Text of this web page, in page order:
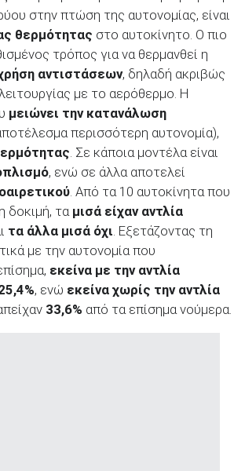
στην πτώση της αυτονομίας, είναι
θερμότητας στο αυτοκίνητο. Ο πιο
τρόπος για να θερμανθεί η
αντιστάσεων, δηλαδή ακριβώς
με το αερόθερμο. Η
μειώνει την κατανάλωση
περισσότερη αυτονομία),
. Σε κάποια μοντέλα είναι
, ενώ σε άλλα αποτελεί
. Από τα 10 αυτοκίνητα που
δοκιμή, τα μισά είχαν αντλία
τα άλλα μισά όχι. Εξετάζοντας τη
με την αυτονομία που
εκείνα με την αντλία
, ενώ εκείνα χωρίς την αντλία
33,6% από τα επίσημα νούμερα.